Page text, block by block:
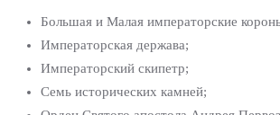
Большая и Малая императорские
Императорская держава;
Императорский скипетр;
Семь исторических камней;